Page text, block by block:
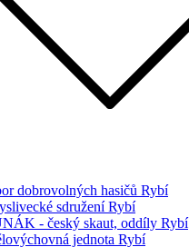
dobrovolných hasičů Rybí
sdružení Rybí
- český skaut, oddíly Rybí
jednota Rybí